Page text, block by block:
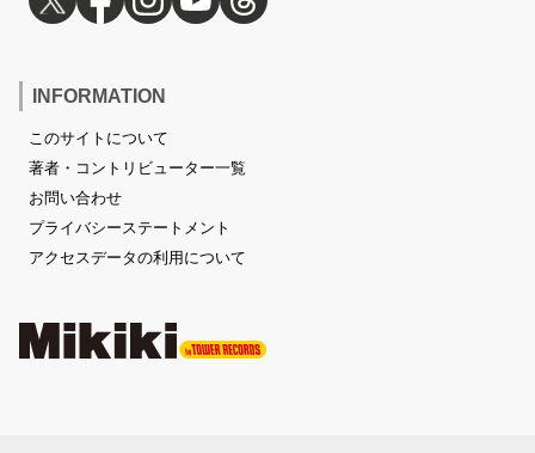
INFORMATION
このサイトについて
著者・コントリビューター一覧
お問い合わせ
プライバシーステートメント
アクセスデータの利用について